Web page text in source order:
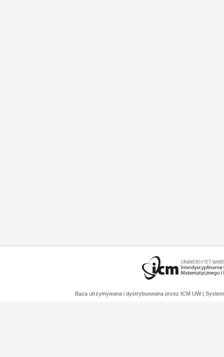
Baza utrzymywana i dystrybuowana przez ICM UW |